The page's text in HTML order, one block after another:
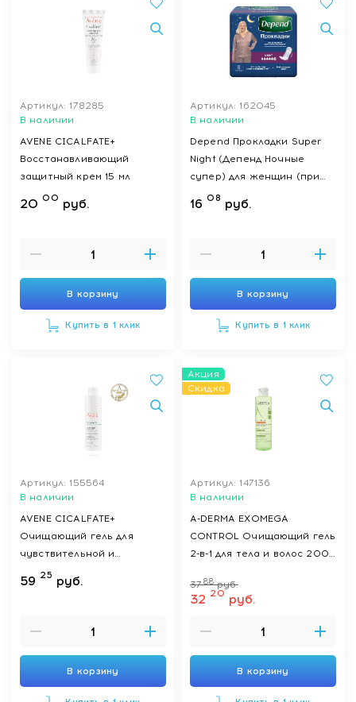
Артикул: 178285
В наличии
AVENE CICALFATE+
Восстанавливающий
защитный крем 15 мл
20 00 руб.
В корзину
Купить в 1 клик
Артикул: 162045
В наличии
Depend Прокладки Super
Night (Депенд Ночные
супер) для женщин (при
недержании), 6 шт
16 08 руб.
В корзину
Купить в 1 клик
Артикул: 155564
В наличии
AVENE CICALFATE+
Очищающий гель для
чувствительной и
раздраженной кожи 200
мл
59 25 руб.
В корзину
Акция
Скидка
Артикул: 147136
В наличии
A-DERMA EXOMEGA
CONTROL Очищающий гель
2-в-1 для тела и волос 200
3788 руб.
32 20 руб.
В корзину